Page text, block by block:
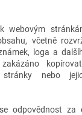
webovým
včetně
loga a
stránky nebo
odpovědnost za